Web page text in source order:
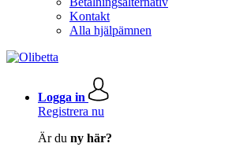
Kontakt
Alla hjälpämnen
Logga in
Registrera nu
Är du ny här?